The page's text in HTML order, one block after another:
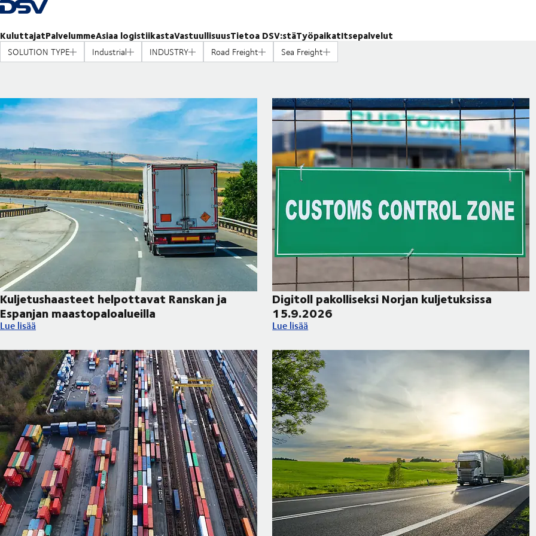
Takaisin kotisivulle
KuluttajatPalvelummeAsiaa logistiikastaVastuullisuusTietoa DSV:stäTyöpaikatItsepalvelut
SOLUTION TYPE Industrial INDUSTRY Road Freight Sea Freight
Kuljetushaasteet helpottavat Ranskan ja
Espanjan maastopaloalueilla
Kuljetushaasteet helpottavat Ranskan ja Espanjan maastopaloalueilla
Lue lisää
Digitoll pakolliseksi Norjan kuljetuksissa
15.9.2026
Digitoll pakolliseksi Norjan kuljetuksissa 15.9.2026
Lue lisää